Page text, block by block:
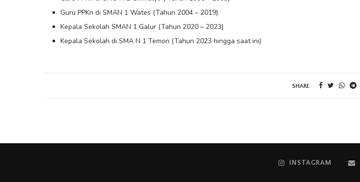
Guru PPKn di SMAN 1 Wates (Tahun 2004 – 2019)
Kepala Sekolah SMAN 1 Galur (Tahun 2020 – 2023)
Kepala Sekolah di SMA N 1 Temon (Tahun 2023 hingga saat ini)
SHARE
INSTAGRAM